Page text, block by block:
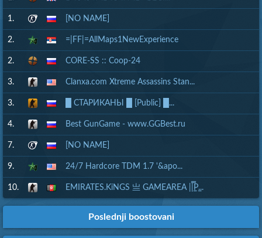
1. [NO NAME]
2. =|FF|=AllMaps1NewExperience
2. CORE-SS :: Coop-24
3. Clanxa.com Xtreme Assassins Stan...
3. █ СТАРИКАНЫ █ [Public] █...
4. Best GunGame - www.GGBest.ru
7. [NO NAME]
9. 24/7 Hardcore TDM 1.7 '&apo...
10. EMIRATES.KiNGS 亗 GAMEAREA ||͇̿P͇...
Poslednji boostovani